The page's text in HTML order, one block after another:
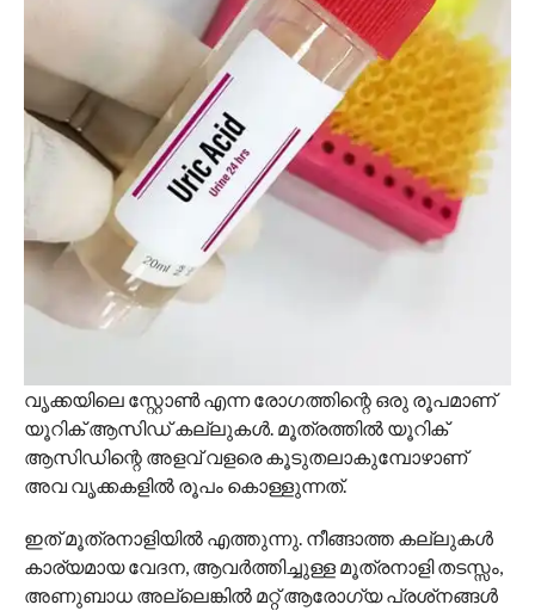
വൃക്കയിലെ സ്റ്റോണ്‍ എന്ന രോഗത്തിന്റെ ഒരു രൂപമാണ്
യൂറിക് ആസിഡ് കല്ലുകള്‍. മൂത്രത്തില്‍ യൂറിക്
ആസിഡിന്റെ അളവ് വളരെ കൂടുതലാകുമ്പോഴാണ്
അവ വൃക്കകളില്‍ രൂപം കൊള്ളുന്നത്.
ഇത് മൂത്രനാളിയില്‍ എത്തുന്നു. നീങ്ങാത്ത കല്ലുകള്‍
കാര്യമായ വേദന, ആവര്‍ത്തിച്ചുള്ള മൂത്രനാളി തടസ്സം,
അണുബാധ അല്ലെങ്കില്‍ മറ്റ് ആരോഗ്യ പ്രശ്‌നങ്ങള്‍